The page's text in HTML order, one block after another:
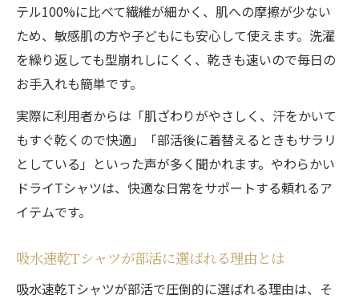
テル100%に比べて繊維が細かく、肌への摩擦が少ない
ため、敏感肌の方や子どもにも安心して使えます。洗濯
を繰り返しても型崩れしにくく、乾きも速いので毎日の
お手入れも簡単です。
実際に利用者からは「肌ざわりがやさしく、汗をかいて
もすぐ乾くので快適」「部活後に着替えるときもサラリ
としている」といった声が多く聞かれます。やわらかい
ドライTシャツは、快適な日常をサポートする頼れるア
イテムです。
吸水速乾Tシャツが部活に選ばれる理由とは
吸水速乾Tシャツが部活で圧倒的に選ばれる理由は、そ